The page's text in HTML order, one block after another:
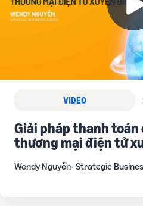
VIDEO
Giải pháp thanh toán
thương mại điện tử
Wendy Nguyễn- Strategic